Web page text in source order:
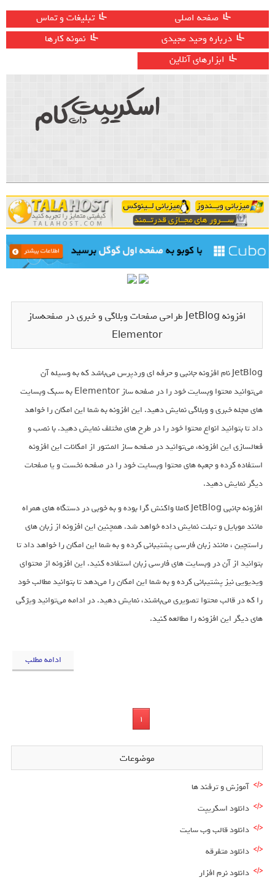
صفحه اصلی
تبلیغات و تماس
درباره وحید مجیدی
نمونه کارها
ابزارهای آنلاین
افزونه JetBlog طراحی صفحات وبلاگی و خبری در صفحه‌ساز
Elementor
JetBlog نام افزونه جانبی و حرفه ای وردپرس می‌باشد که به وسیله آن
می‌توانید محتوا وبسایت خود را در صفحه ساز Elementor به سبک وبسایت
های مجله خبری و وبلاگی نمایش دهید. این افزونه به شما این امکان را خواهد
داد تا بتوانید انواع محتوا خود را در طرح های مختلف نمایش دهید. با نصب و
فعالسازی این افزونه، می‌توانید در صفحه ساز المنتور از امکانات این افزونه
استفاده کرده و جعبه های محتوا وبسایت خود را در صفحه نخست و یا صفحات
دیگر نمایش دهید.
افزونه جانبی JetBlog کاملا واکنش گرا بوده و به خوبی در دستگاه های همراه
مانند موبایل و تبلت نمایش داده خواهد شد. همچنین این افزونه از زبان های
راستچین ، مانند زبان فارسی پشتیبانی کرده و به شما این امکان را خواهد داد تا
بتوانید از آن در وبسایت های فارسی زبان استفاده کنید. این افزونه از محتوای
ویدیویی نیز پشتیبانی کرده و به شما این امکان را می‌دهد تا بتوانید مطالب خود
را که در قالب محتوا تصویری می‌باشند، نمایش دهید. در ادامه می‌توانید ویژگی
های دیگر این افزونه را مطالعه کنید.
ادامه مطلب
1
موضوعات
آموزش و ترفند ها
دانلود اسکریپت
دانلود قالب وب سایت
دانلود متفرقه
دانلود نرم افزار